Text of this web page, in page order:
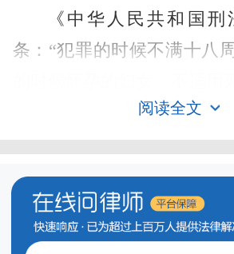
《中华人民共和国
条：“犯罪的时候不满十八
阅读全文